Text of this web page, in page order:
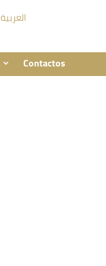
العربية
Contactos